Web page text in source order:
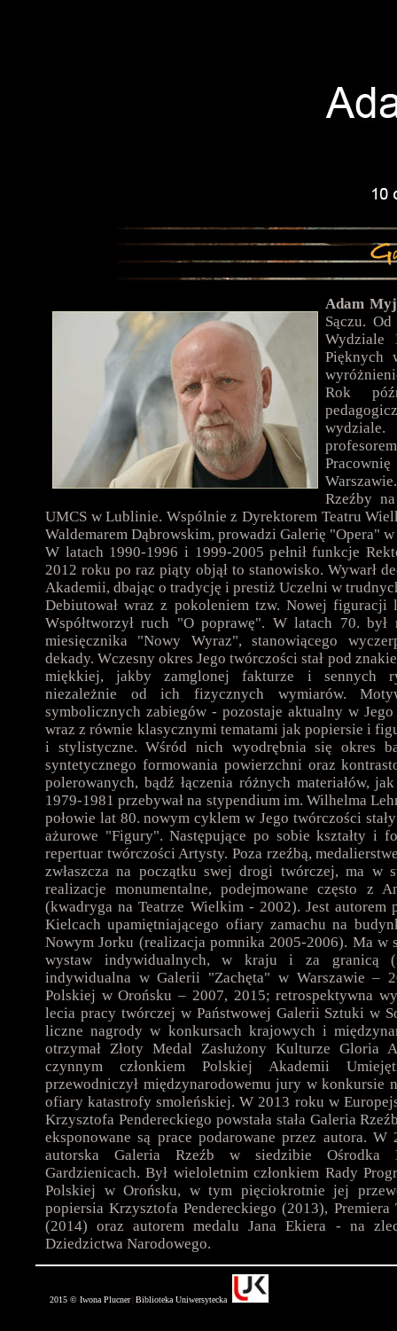
Adam
Sączu.
Wydziale
Pięknych
Rok
Rzeźby
UMCS w Lublinie. Wspólnie z Dyrektorem Teatru
Waldemarem Dąbrowskim, prowadzi Galerię "Opera"
W latach 1990-1996 i 1999-2005 pełnił funkcje
2012 roku po raz piąty objął to stanowisko. Wywarł
Akademii, dbając o tradycję i prestiż Uczelni w
Debiutował wraz z pokoleniem tzw. Nowej
Współtworzył ruch "O poprawę". W latach 70. był
miesięcznika "Nowy Wyraz", stanowiącego
dekady. Wczesny okres Jego twórczości stał pod
miękkiej, jakby zamglonej fakturze i sennych
niezależnie od ich fizycznych wymiarów.
symbolicznych zabiegów - pozostaje aktualny w
wraz z równie klasycznymi tematami jak popiersie i
i stylistyczne. Wśród nich wyodrębnia się okres
syntetycznego formowania powierzchni oraz
polerowanych, bądź łączenia różnych materiałów,
1979-1981 przebywał na stypendium im. Wilhelma
połowie lat 80. nowym cyklem w Jego twórczości
ażurowe "Figury". Następujące po sobie kształty i
repertuar twórczości Artysty. Poza rzeźbą,
zwłaszcza na początku swej drogi twórczej, ma w
realizacje monumentalne, podejmowane często z
(kwadryga na Teatrze Wielkim - 2002). Jest autorem
Kielcach upamiętniającego ofiary zamachu na
Nowym Jorku (realizacja pomnika 2005-2006). Ma w
wystaw indywidualnych, w kraju i za granicą
indywidualna w Galerii "Zachęta" w Warszawie –
Polskiej w Orońsku – 2007, 2015; retrospektywna
lecia pracy twórczej w Państwowej Galerii Sztuki w
liczne nagrody w konkursach krajowych i
otrzymał Złoty Medal Zasłużony Kulturze
czynnym członkiem Polskiej Akademii
przewodniczył międzynarodowemu jury w konkursie
ofiary katastrofy smoleńskiej. W 2013 roku w
Krzysztofa Pendereckiego powstała stała Galeria
eksponowane są prace podarowane przez autora. W
autorska Galeria Rzeźb w siedzibie Ośrodka
Gardzienicach. Był wieloletnim członkiem Rady
Polskiej w Orońsku, w tym pięciokrotnie jej
popiersia Krzysztofa Pendereckiego (2013), Premiera
(2014) oraz autorem medalu Jana Ekiera - na
Dziedzictwa Narodowego.
2015 © Iwona Plucner| Biblioteka Uniwersytecka